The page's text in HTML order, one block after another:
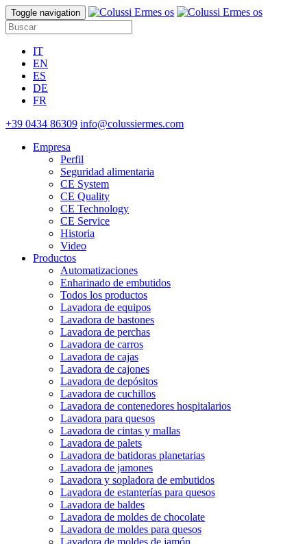
Toggle navigation
IT
EN
ES
DE
FR
+39 0434 86309 info@colussiermes.com
Empresa
Perfil
Seguridad alimentaria
CE System
CE Quality
CE Technology
CE Service
Historia
Video
Productos
Automatizaciones
Enharinado de embutidos
Todos los productos
Lavadora de equipos
Lavadora de bastones
Lavadora de perchas
Lavadora de carros
Lavadora de cajas
Lavadora de cajones
Lavadora de depósitos
Lavadora de cuchillos
Lavadora de contenedores hospitalarios
Lavadora para quesos
Lavadora de cintas y mallas
Lavadora de palets
Lavadora de batidoras planetarias
Lavadora de jamones
Lavadora y sopladora de embutidos
Lavadora de estanterías para quesos
Lavadora de baldes
Lavadora de moldes de chocolate
Lavadora de moldes para quesos
Lavadora de moldes de jamón